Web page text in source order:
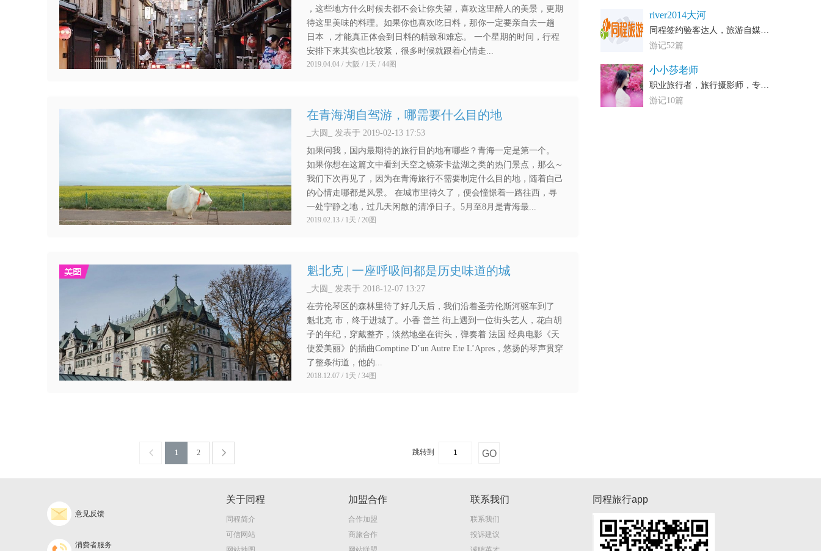
，这些地方什么时候去都不会让你失望，喜欢这里醉人的美景，更期
待这里美味的料理。如果你也喜欢吃日料，那你一定要亲自去一趟
日本 ，才能真正体会到日料的精致和难忘。 一个星期的时间，行程
安排下来其实也比较紧，很多时候就跟着心情走...
2019.04.04 / 大阪 / 1天 / 44图
在青海湖自驾游，哪需要什么目的地
_大圆_ 发表于 2019-02-13 17:53
如果问我，国内最期待的旅行目的地有哪些？青海一定是第一个。
如果你想在这篇文中看到天空之镜茶卡盐湖之类的热门景点，那么～
我们下次再见了，因为在青海旅行不需要制定什么目的地，随着自己
的心情走哪都是风景。 在城市里待久了，便会憧憬着一路往西，寻
一处宁静之地，过几天闲散的清净日子。5月至8月是青海最...
2019.02.13 / 1天 / 20图
魁北克 | 一座呼吸间都是历史味道的城
_大圆_ 发表于 2018-12-07 13:27
在劳伦琴区的森林里待了好几天后，我们沿着圣劳伦斯河驱车到了
魁北克 市，终于进城了。小香 普兰 街上遇到一位街头艺人，花白胡
子的年纪，穿戴整齐，淡然地坐在街头，弹奏着 法国 经典电影《天
使爱美丽》的插曲Comptine D’un Autre Ete L’Apres，悠扬的琴声贯穿
了整条街道，他的...
2018.12.07 / 1天 / 34图
river2014大河
同程签约验客达人，旅游自媒体作者，各大网站签约旅行达人
游记52篇
小小莎老师
职业旅行者，旅行摄影师，专栏作者，精品酒店控，热爱生活的妹子
游记10篇
1 2 跳转到
意见反馈
消费者服务
关于同程
同程简介
可信网站
加盟合作
合作加盟
商旅合作
联系我们
联系我们
投诉建议
同程旅行app